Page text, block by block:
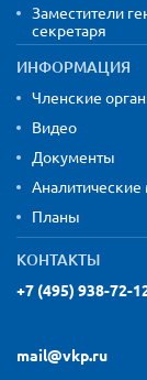
Заместители
секретаря
ИНФОРМАЦИЯ
Членские
Видео
Документы
Планы
КОНТАКТЫ
+7 (495) 938-72-
mail@vkp.ru